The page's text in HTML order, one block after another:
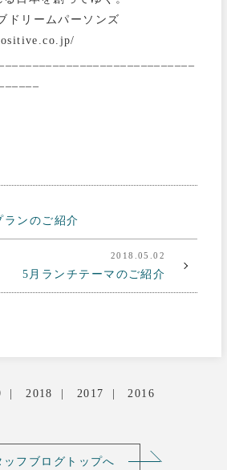
ドリームパーソンズ
ランのご紹介
2018.05.02
5月ランチテーマのご紹介
2018 2017 2016
ッフブログトップへ